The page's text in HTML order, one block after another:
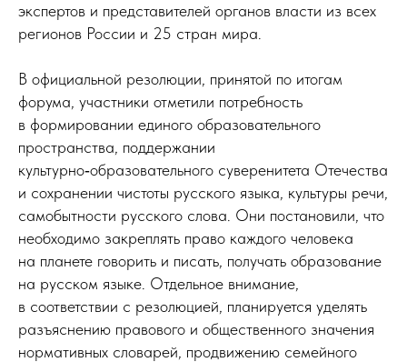
экспертов и представителей органов власти из всех
регионов России и 25 стран мира.
В официальной резолюции, принятой по итогам
форума, участники отметили потребность
в формировании единого образовательного
пространства, поддержании
культурно‑образовательного суверенитета Отечества
и сохранении чистоты русского языка, культуры речи,
самобытности русского слова. Они постановили, что
необходимо закреплять право каждого человека
на планете говорить и писать, получать образование
на русском языке. Отдельное внимание,
в соответствии с резолюцией, планируется уделять
разъяснению правового и общественного значения
нормативных словарей, продвижению семейного